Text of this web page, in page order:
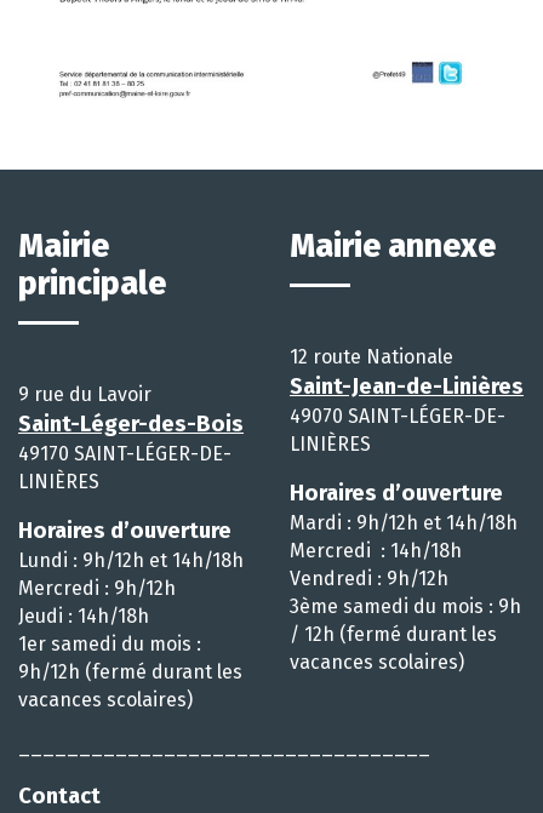
Mairie
principale
9 rue du Lavoir
Saint-Léger-des-Bois
49170 SAINT-LÉGER-DE-
LINIÈRES
Horaires d’ouverture
Lundi : 9h/12h et 14h/18h
Mercredi : 9h/12h
Jeudi : 14h/18h
1er samedi du mois :
9h/12h (fermé durant les
vacances scolaires)
Contact
Mairie annexe
12 route Nationale
Saint-Jean-de-Linières
49070 SAINT-LÉGER-DE-
LINIÈRES
Horaires d’ouverture
Mardi : 9h/12h et 14h/18h
Mercredi : 14h/18h
Vendredi : 9h/12h
3ème samedi du mois : 9h
/ 12h (fermé durant les
vacances scolaires)